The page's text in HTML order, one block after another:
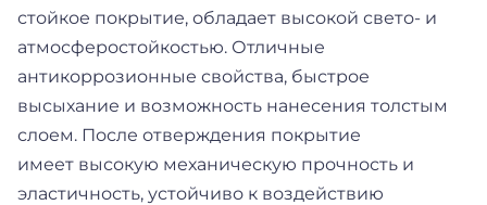
стойкое покрытие, обладает высокой свето- и
атмосферостойкостью. Отличные
антикоррозионные свойства, быстрое
высыхание и возможность нанесения толстым
слоем. После отверждения покрытие
имеет высокую механическую прочность и
эластичность, устойчиво к воздействию